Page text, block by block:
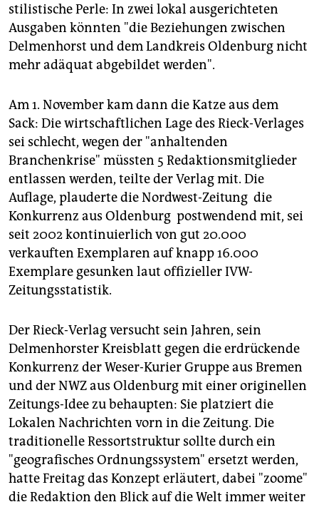
stilistische Perle: In zwei lokal ausgerichteten
Ausgaben könnten "die Beziehungen zwischen
Delmenhorst und dem Landkreis Oldenburg nicht
mehr adäquat abgebildet werden".
Am 1. November kam dann die Katze aus dem
Sack: Die wirtschaftlichen Lage des Rieck-Verlages
sei schlecht, wegen der "anhaltenden
Branchenkrise" müssten 5 Redaktionsmitglieder
entlassen werden, teilte der Verlag mit. Die
Auflage, plauderte die Nordwest-Zeitung ­ die
Konkurrenz aus Oldenburg ­ postwendend mit, sei
seit 2002 kontinuierlich von gut 20.000
verkauften Exemplaren auf knapp 16.000
Exemplare gesunken laut offizieller IVW-
Zeitungsstatistik.
Der Rieck-Verlag versucht sein Jahren, sein
Delmenhorster Kreisblatt gegen die erdrückende
Konkurrenz der Weser-Kurier Gruppe aus Bremen
und der NWZ aus Oldenburg mit einer originellen
Zeitungs-Idee zu behaupten: Sie platziert die
Lokalen Nachrichten vorn in die Zeitung. Die
traditionelle Ressortstruktur sollte durch ein
"geografisches Ordnungssystem" ersetzt werden,
hatte Freitag das Konzept erläutert, dabei "zoome"
die Redaktion den Blick auf die Welt immer weiter